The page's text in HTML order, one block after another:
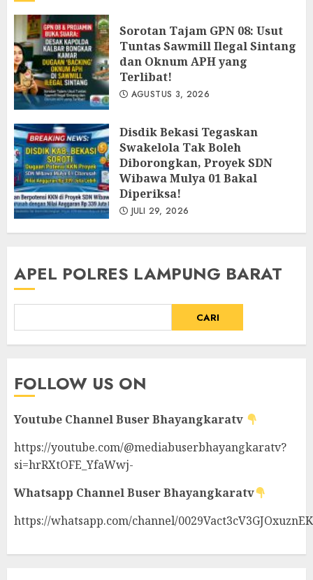
‎Sorotan Tajam GPN 08: Usut
Tuntas Sawmill Ilegal Sintang
dan Oknum APH yang
Terlibat!
AGUSTUS 3, 2026
Disdik Bekasi Tegaskan
Swakelola Tak Boleh
Diborongkan, Proyek SDN
Wibawa Mulya 01 Bakal
Diperiksa!
JULI 29, 2026
APEL POLRES LAMPUNG BARAT
CARI
FOLLOW US ON
Youtube ChannelBuser Bhayangkaratv
https://youtube.com/@mediabuserbhayangkaratv?
si=hrRXtOFE_YfaWwj-
Whatsapp ChannelBuser Bhayangkaratv
https://whatsapp.com/channel/